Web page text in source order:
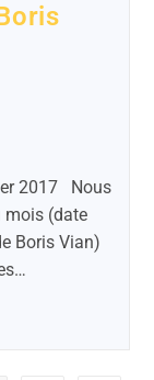
2017 Nous
mois (date
Boris Vian)